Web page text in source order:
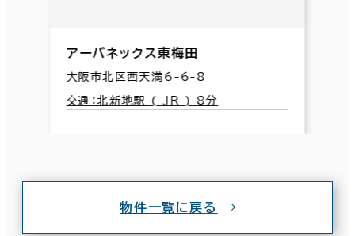
アーバネックス東梅田
大阪市北区西天満6-6-8
交通：北新地駅 ( ＪＲ ) 8分
物件一覧に戻る